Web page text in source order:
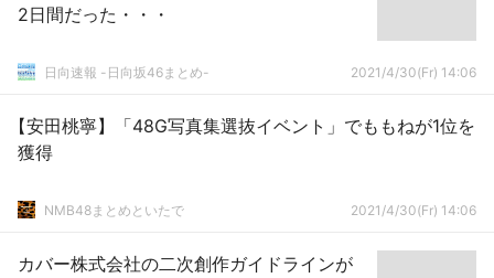
2日間だった・・・
日向速報 -日向坂46まとめ- 2021/4/30(Fr) 14:06
【安田桃寧】「48G写真集選抜イベント」でももねが1位を
獲得
NMB48まとめといたで 2021/4/30(Fr) 14:06
カバー株式会社の二次創作ガイドラインが